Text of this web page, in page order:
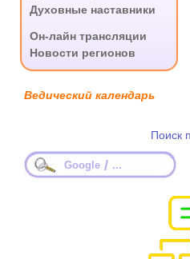
Духовные наставники
Он-лайн трансляции
Новости регионов
Ведический календарь
Поиск
Google / ...